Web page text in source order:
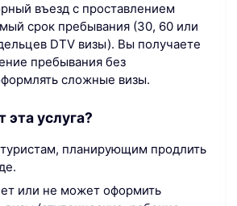
въезд с проставлением
срок пребывания (30, 60 или
DTV визы). Вы получаете
пребывания без
сложные визы.
эта услуга?
планирующим продлить
или не может оформить